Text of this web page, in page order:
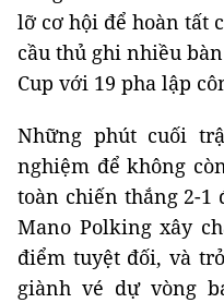
lỡ cơ hội để hoàn tất
cầu thủ ghi nhiều
Cup với 19 pha lập
Những phút cuối
nghiệm để không
toàn chiến thắng 2-1
Mano Polking xây
điểm tuyệt đối, và
giành vé dự vòng